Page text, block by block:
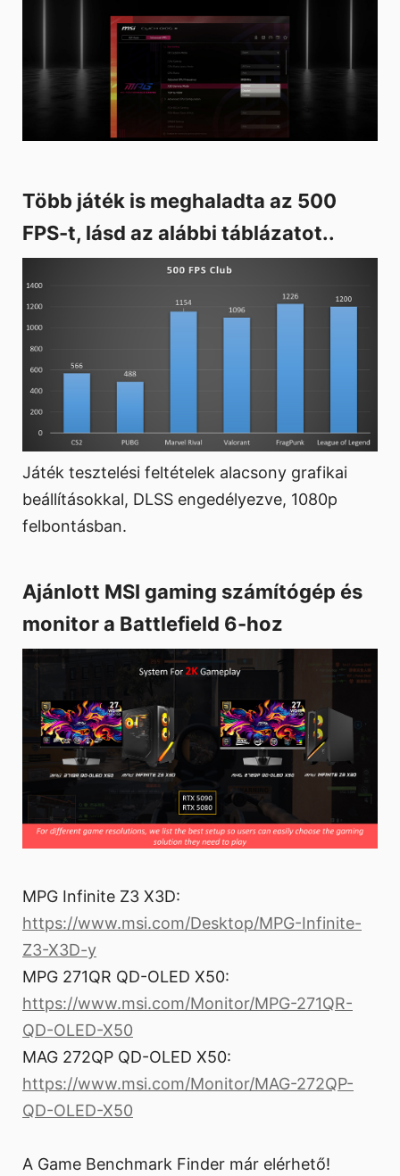
Több játék is meghaladta az 500
FPS-t, lásd az alábbi táblázatot..
Játék tesztelési feltételek alacsony grafikai
beállításokkal, DLSS engedélyezve, 1080p
felbontásban.
Ajánlott MSI gaming számítógép és
monitor a Battlefield 6-hoz
MPG Infinite Z3 X3D:
https://www.msi.com/Desktop/MPG-Infinite-
Z3-X3D-y
MPG 271QR QD-OLED X50:
https://www.msi.com/Monitor/MPG-271QR-
QD-OLED-X50
MAG 272QP QD-OLED X50:
https://www.msi.com/Monitor/MAG-272QP-
QD-OLED-X50
A Game Benchmark Finder már elérhető!